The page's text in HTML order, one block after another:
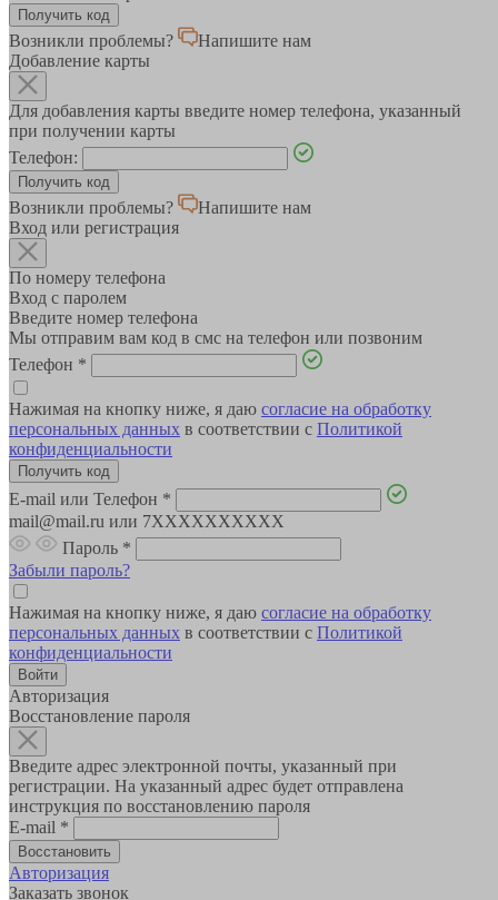
Возникли проблемы?
Напишите нам
Добавление карты
Для добавления карты введите номер телефона, указанный
при получении карты
Телефон:
Возникли проблемы?
Напишите нам
Вход или регистрация
По номеру телефона
Вход с паролем
Введите номер телефона
Мы отправим вам код в смс на телефон или позвоним
Телефон *
Нажимая на кнопку ниже, я даю согласие на обработку
персональных данных в соответствии с Политикой
конфиденциальности
E-mail или Телефон *
mail@mail.ru или 7XXXXXXXXXX
Пароль *
Забыли пароль?
Нажимая на кнопку ниже, я даю согласие на обработку
персональных данных в соответствии с Политикой
конфиденциальности
Авторизация
Восстановление пароля
Введите адрес электронной почты, указанный при
регистрации. На указанный адрес будет отправлена
инструкция по восстановлению пароля
E-mail *
Авторизация
Заказать звонок